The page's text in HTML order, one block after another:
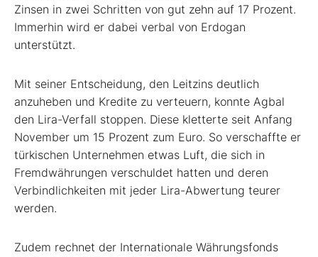
Zinsen in zwei Schritten von gut zehn auf 17 Prozent.
Immerhin wird er dabei verbal von Erdogan
unterstützt.
Mit seiner Entscheidung, den Leitzins deutlich
anzuheben und Kredite zu verteuern, konnte Agbal
den Lira-Verfall stoppen. Diese kletterte seit Anfang
November um 15 Prozent zum Euro. So verschaffte er
türkischen Unternehmen etwas Luft, die sich in
Fremdwährungen verschuldet hatten und deren
Verbindlichkeiten mit jeder Lira-Abwertung teurer
werden.
Zudem rechnet der Internationale Währungsfonds